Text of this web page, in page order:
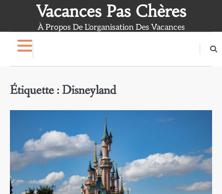
Vacances Pas Chères
À Propos De L'organisation Des Vacances
Étiquette : Disneyland